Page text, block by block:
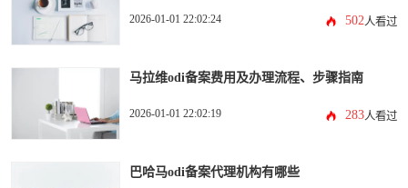
2026-01-01 22:02:24 502人看过
马拉维odi备案费用及办理流程、步骤指南
2026-01-01 22:02:19 283人看过
巴哈马odi备案代理机构有哪些